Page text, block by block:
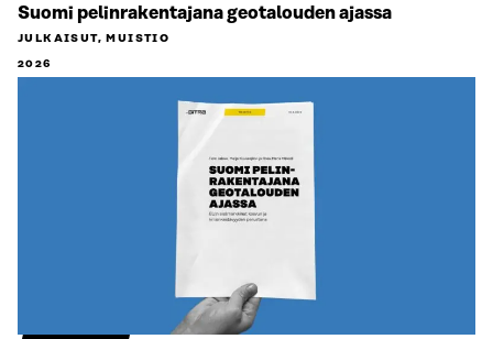
Suomi pelinrakentajana geotalouden ajassa
JULKAISUT, MUISTIO
2026